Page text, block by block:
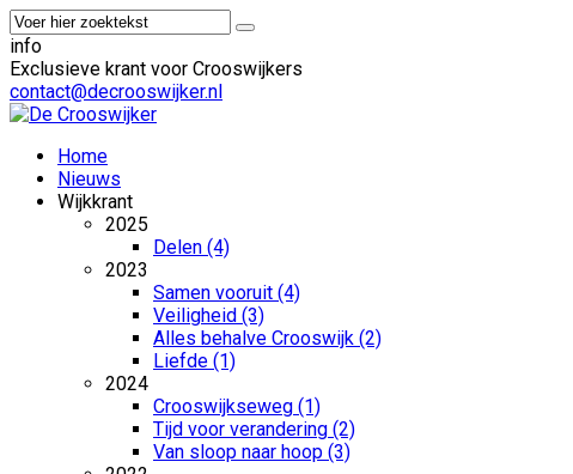
info
Exclusieve krant voor Crooswijkers
contact@decrooswijker.nl
Home
Nieuws
Wijkkrant
2025
Delen (4)
2023
Samen vooruit (4)
Veiligheid (3)
Alles behalve Crooswijk (2)
Liefde (1)
2024
Crooswijkseweg (1)
Tijd voor verandering (2)
Van sloop naar hoop (3)